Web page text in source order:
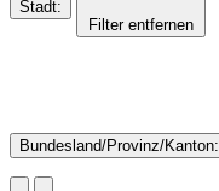
Stadt:
Filter entfernen
Bundesland/Provinz/Kanton: